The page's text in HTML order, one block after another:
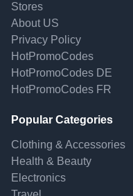
Stores
About US
Privacy Policy
HotPromoCodes
HotPromoCodes DE
HotPromoCodes FR
Popular Categories
Clothing & Accessories
Health & Beauty
Electronics